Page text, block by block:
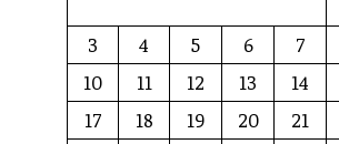
3
4 5 6 7
10
11 12 13 14
17
18 19 20 21